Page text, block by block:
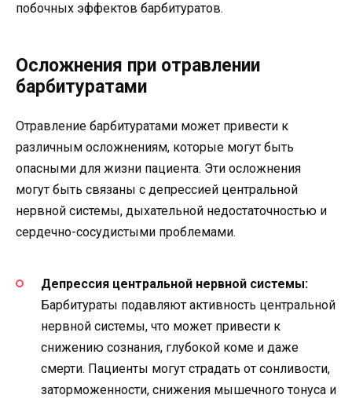
побочных эффектов барбитуратов.
Осложнения при отравлении
барбитуратами
Отравление барбитуратами может привести к
различным осложнениям, которые могут быть
опасными для жизни пациента. Эти осложнения
могут быть связаны с депрессией центральной
нервной системы, дыхательной недостаточностью и
сердечно-сосудистыми проблемами.
Депрессия центральной нервной системы:
Барбитураты подавляют активность центральной
нервной системы, что может привести к
снижению сознания, глубокой коме и даже
смерти. Пациенты могут страдать от сонливости,
заторможенности, снижения мышечного тонуса и